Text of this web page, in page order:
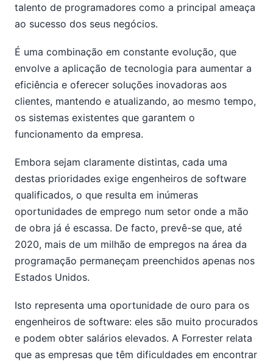
talento de programadores como a principal ameaça
ao sucesso dos seus negócios.
É uma combinação em constante evolução, que
envolve a aplicação de tecnologia para aumentar a
eficiência e oferecer soluções inovadoras aos
clientes, mantendo e atualizando, ao mesmo tempo,
os sistemas existentes que garantem o
funcionamento da empresa.
Embora sejam claramente distintas, cada uma
destas prioridades exige engenheiros de software
qualificados, o que resulta em inúmeras
oportunidades de emprego num setor onde a mão
de obra já é escassa. De facto, prevê-se que, até
2020, mais de um milhão de empregos na área da
programação permaneçam preenchidos apenas nos
Estados Unidos.
Isto representa uma oportunidade de ouro para os
engenheiros de software: eles são muito procurados
e podem obter salários elevados. A Forrester relata
que as empresas que têm dificuldades em encontrar